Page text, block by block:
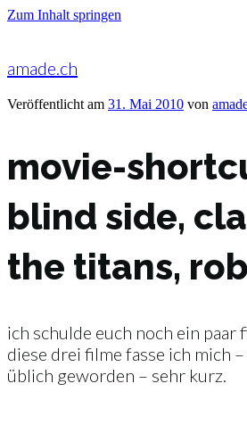
Zum Inhalt springen
amade.ch
Veröffentlicht am 31. Mai 2010 von
movie-
blind side,
the titans,
ich schulde euch noch ein
diese drei filme fasse ich mich
üblich geworden – sehr kurz.